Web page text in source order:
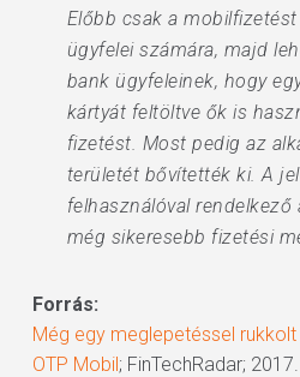
Előbb csak a
ügyfelei számára, majd
bank ügyfeleinek, hogy
kártyát feltöltve ők is
fizetést. Most pedig az
területét bővítették ki. A
felhasználóval rendelkező
még sikeresebb fizetési
Forrás:
Még egy meglepetéssel
OTP Mobil; FinTechRadar;